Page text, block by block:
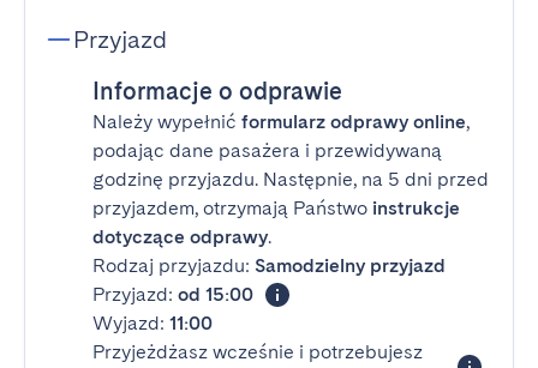
Przyjazd
Informacje o odprawie
Należy wypełnić formularz odprawy online,
podając dane pasażera i przewidywaną
godzinę przyjazdu. Następnie, na 5 dni przed
przyjazdem, otrzymają Państwo instrukcje
dotyczące odprawy.
Rodzaj przyjazdu: Samodzielny przyjazd
Przyjazd: od 15:00
Wyjazd: 11:00
Przyjeżdżasz wcześnie i potrzebujesz